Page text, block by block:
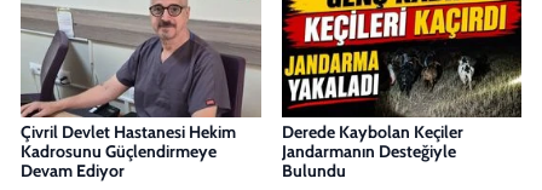
Çivril Devlet Hastanesi Hekim
Kadrosunu Güçlendirmeye
Devam Ediyor
Derede Kaybolan Keçiler
Jandarmanın Desteğiyle
Bulundu